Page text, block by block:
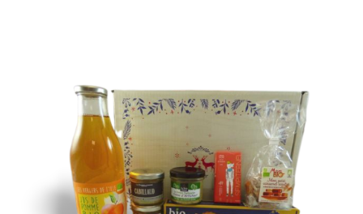
COFFRETS 10€ - 20€
Découvrez tous nos coffrets
compris entre 10€ et 20€